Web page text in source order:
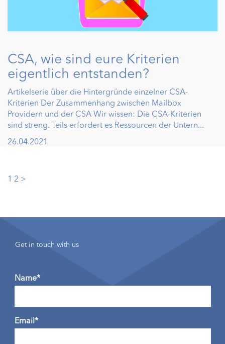
CSA, wie sind eure Kriterien
eigentlich entstanden?
Artikelserie über die Hintergründe einzelner CSA-
Kriterien Der Zusammenhang zwischen Mailbox
Providern und der CSA Wir wissen: Die CSA-Kriterien
sind streng. Teils erfordert es Ressourcen der Untern...
26.04.2021
Posts
1 2 >
Get in touch with us
Name*
Email*